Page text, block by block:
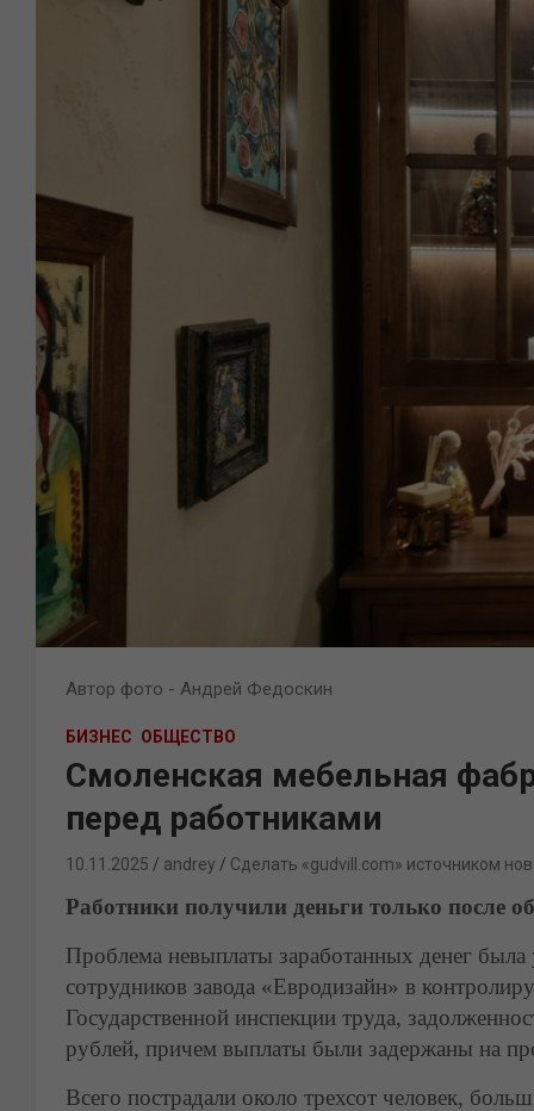
Автор фото - Андрей Федоскин
БИЗНЕС ОБЩЕСТВО
Смоленская мебельная
перед работниками
10.11.2025 andrey Сделать «gudvill.com» источником
Работники получили деньги только после
Проблема невыплаты заработанных денег
сотрудников завода «Евродизайн» в
Государственной инспекции труда,
рублей, причем выплаты были задержаны на
Всего пострадали около трехсот человек,